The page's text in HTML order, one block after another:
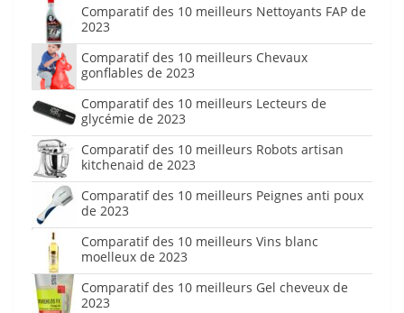
Comparatif des 10 meilleurs Nettoyants FAP de
2023
Comparatif des 10 meilleurs Chevaux
gonflables de 2023
Comparatif des 10 meilleurs Lecteurs de
glycémie de 2023
Comparatif des 10 meilleurs Robots artisan
kitchenaid de 2023
Comparatif des 10 meilleurs Peignes anti poux
de 2023
Comparatif des 10 meilleurs Vins blanc
moelleux de 2023
Comparatif des 10 meilleurs Gel cheveux de
2023